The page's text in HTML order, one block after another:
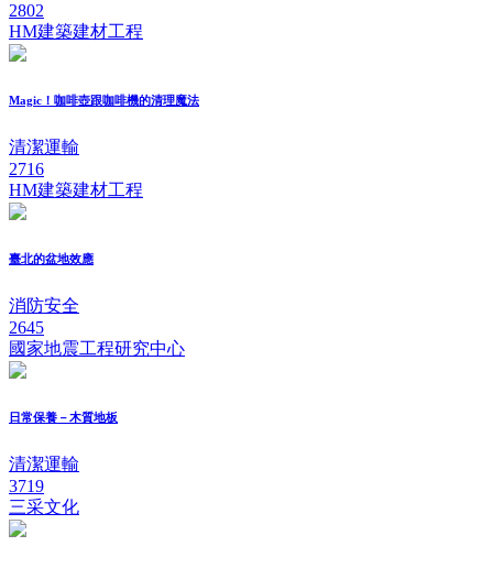
2802
HM建築建材工程
Magic！咖啡壺跟咖啡機的清理魔法
清潔運輸
2716
HM建築建材工程
臺北的盆地效應
消防安全
2645
國家地震工程研究中心
日常保養－木質地板
清潔運輸
3719
三采文化